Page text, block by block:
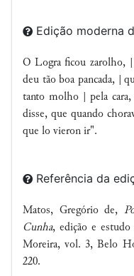
Edição moderna
O Logra ficou zarolho,
deu tão boa pancada, |
tanto molho | pela
disse, que quando
que lo vieron ir".
Referência da
Matos, Gregório de,
Cunha, edição e
Moreira, vol. 3, Belo
220.